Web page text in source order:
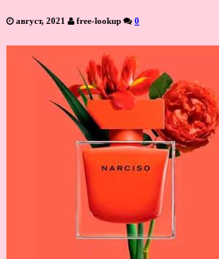
август, 2021 free-lookup 0